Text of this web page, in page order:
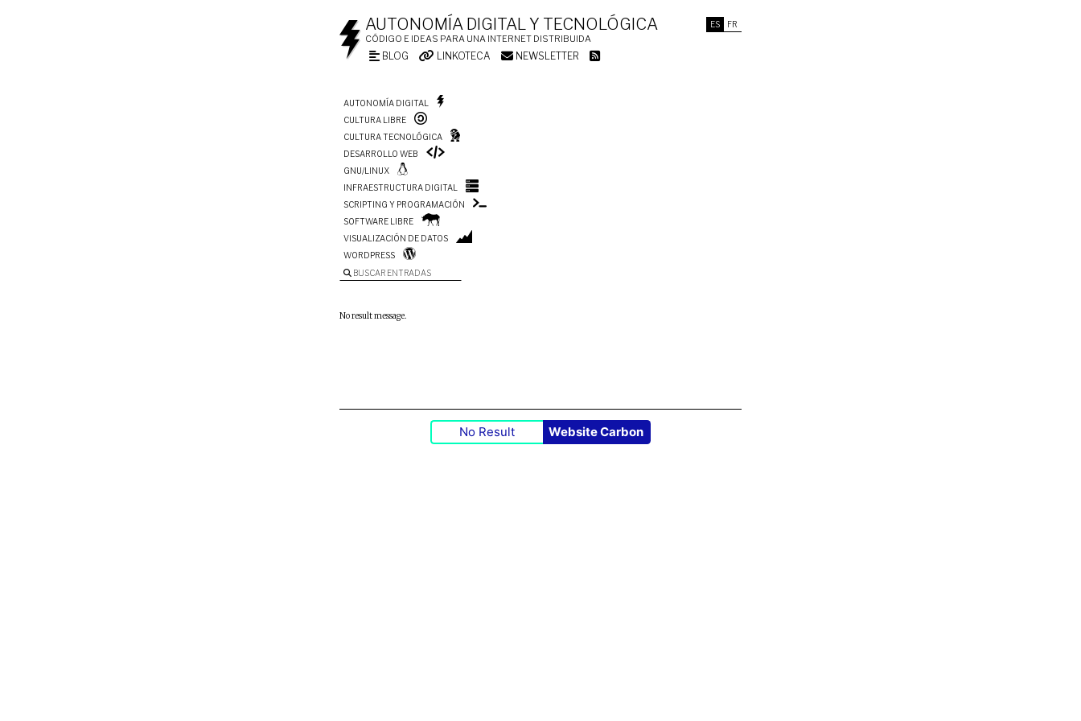
ES FR
AUTONOMÍA DIGITAL Y TECNOLÓGICA
CÓDIGO E IDEAS PARA UNA INTERNET DISTRIBUIDA
BLOG LINKOTECA NEWSLETTER
AUTONOMÍA DIGITAL
CULTURA LIBRE
CULTURA TECNOLÓGICA
DESARROLLO WEB
GNU/LINUX
INFRAESTRUCTURA DIGITAL
SCRIPTING Y PROGRAMACIÓN
SOFTWARE LIBRE
VISUALIZACIÓN DE DATOS
WORDPRESS
BUSCAR ENTRADAS
No result message.
No Result Website Carbon